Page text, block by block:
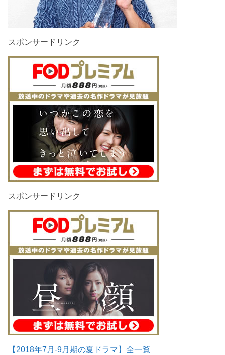
スポンサードリンク
スポンサードリンク
【2018年7月-9月期の夏ドラマ】全一覧